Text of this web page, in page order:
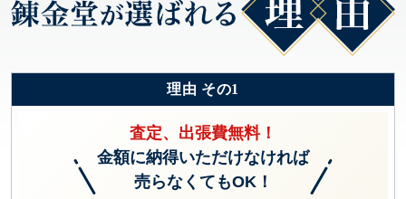
理由 その1
査定、出張費無料！
金額に納得いただけなければ
売らなくてもOK！